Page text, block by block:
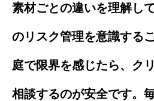
素材ごとの違いを理解し
のリスク管理を意識する
庭で限界を感じたら、ク
相談するのが安全です。